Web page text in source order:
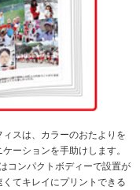
スは、カラーのおたよりを
ーションを手助けします。
コンパクトボディーで設置が
てキレイにプリントできる